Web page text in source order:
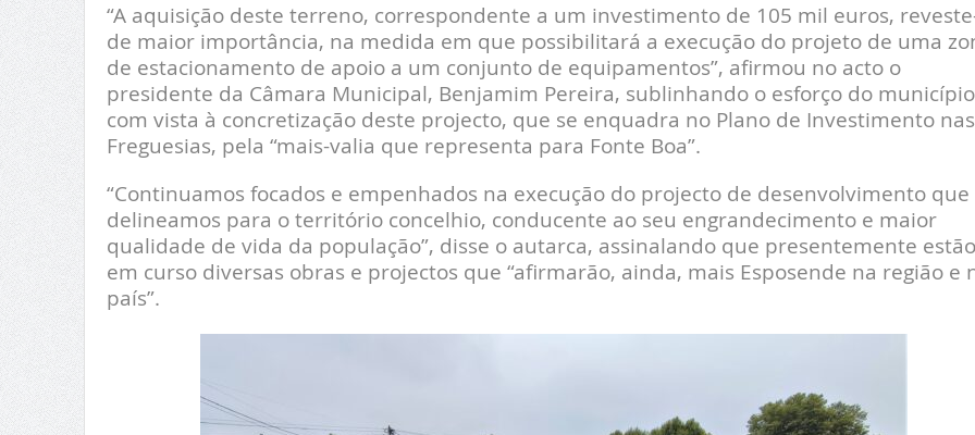
“A aquisição deste terreno, correspondente a um investimento de 105 mil euros,
de maior importância, na medida em que possibilitará a execução do projeto de uma
de estacionamento de apoio a um conjunto de equipamentos”, afirmou no acto o
presidente da Câmara Municipal, Benjamim Pereira, sublinhando o esforço do município
com vista à concretização deste projecto, que se enquadra no Plano de Investimento nas
Freguesias, pela “mais-valia que representa para Fonte Boa”.
“Continuamos focados e empenhados na execução do projecto de desenvolvimento que
delineamos para o território concelhio, conducente ao seu engrandecimento e maior
qualidade de vida da população”, disse o autarca, assinalando que presentemente estão
em curso diversas obras e projectos que “afirmarão, ainda, mais Esposende na região e
país”.